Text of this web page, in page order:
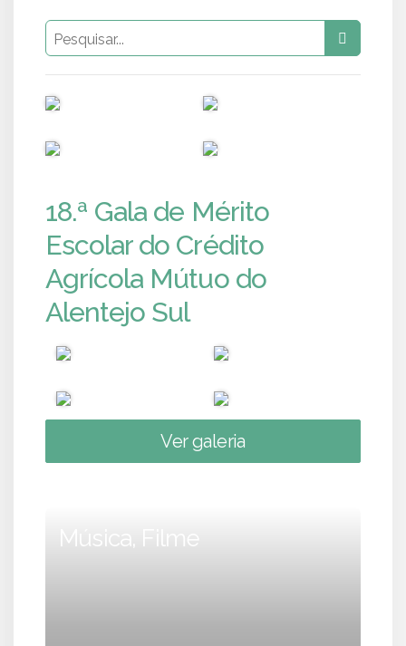
18.ª Gala de Mérito
Escolar do Crédito
Agrícola Mútuo do
Alentejo Sul
Ver galeria
Música, Filme